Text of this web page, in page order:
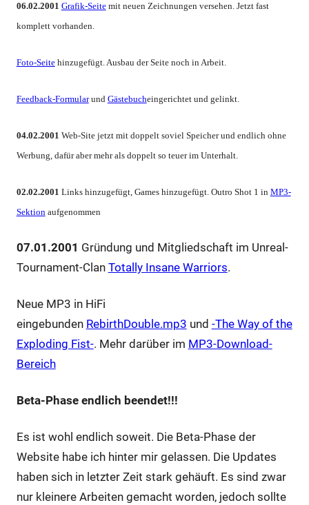
06.02.2001 Grafik-Seitemit neuen Zeichnungen versehen. Jetzt fast
komplett vorhanden.
Foto-Seitehinzugefügt. Ausbau der Seite noch in Arbeit.
Feedback-Formularund Gästebucheingerichtet und gelinkt.
04.02.2001 Web-Site jetzt mit doppelt soviel Speicher und endlich ohne
Werbung, dafür aber mehr als doppelt so teuer im Unterhalt.
02.02.2001 Links hinzugefügt, Games hinzugefügt. Outro Shot 1 in MP3-
Sektionaufgenommen
07.01.2001 Gründung und Mitgliedschaft im Unreal-
Tournament-Clan Totally Insane Warriors.
Neue MP3 in HiFi
eingebunden RebirthDouble.mp3 und -The Way of the
Exploding Fist-. Mehr darüber im MP3-Download-
Bereich
Beta-Phase endlich beendet!!!
Es ist wohl endlich soweit. Die Beta-Phase der
Website habe ich hinter mir gelassen. Die Updates
haben sich in letzter Zeit stark gehäuft. Es sind zwar
nur kleinere Arbeiten gemacht worden, jedoch sollte